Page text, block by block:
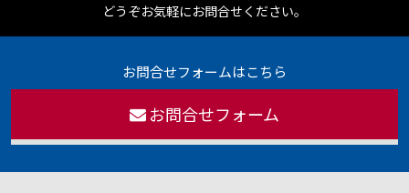
どうぞお気軽にお問合せください。
お問合せフォームはこちら
お問合せフォーム